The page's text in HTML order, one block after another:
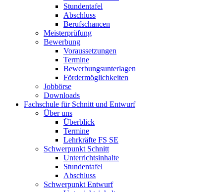
Stundentafel
Abschluss
Berufschancen
Meisterprüfung
Bewerbung
Voraussetzungen
Termine
Bewerbungsunterlagen
Fördermöglichkeiten
Jobbörse
Downloads
Fachschule für Schnitt und Entwurf
Über uns
Überblick
Termine
Lehrkräfte FS SE
Schwerpunkt Schnitt
Unterrichtsinhalte
Stundentafel
Abschluss
Schwerpunkt Entwurf